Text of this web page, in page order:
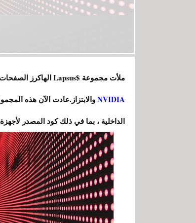
ملأت مجموعة $Lapsus الهاكرز الصفحات الأولى لوسائل الإعلام المتخصصة الأسبوع الماضي بسبب
NVIDIA
الداخلية ، بما في ذلك كود المصدر لأجهزة Galaxy.